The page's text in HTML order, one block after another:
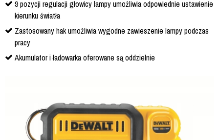
9 pozycji regulacji głowicy lampy umożliwia odpowiednie ustawienie
kierunku światła
Zastosowany hak umożliwia wygodne zawieszenie lampy podczas
pracy
Akumulator i ładowarka oferowane są oddzielnie